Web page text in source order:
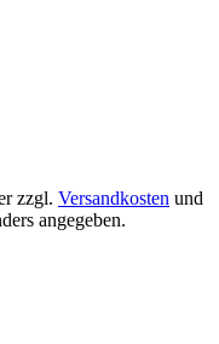
zzgl. Versandkosten und
angegeben.